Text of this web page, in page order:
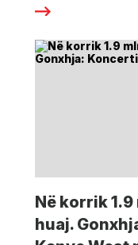
Në korrik
huaj.